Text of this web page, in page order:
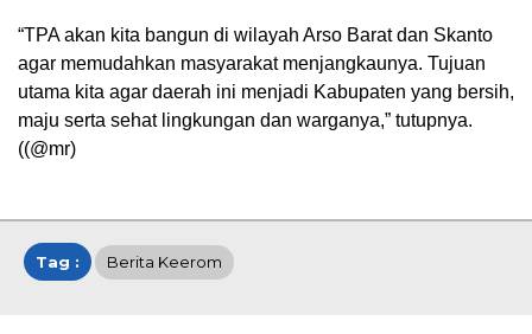
“TPA akan kita bangun di wilayah Arso Barat dan Skanto
agar memudahkan masyarakat menjangkaunya. Tujuan
utama kita agar daerah ini menjadi Kabupaten yang bersih,
maju serta sehat lingkungan dan warganya,” tutupnya.
((@mr)
Tag : Berita Keerom